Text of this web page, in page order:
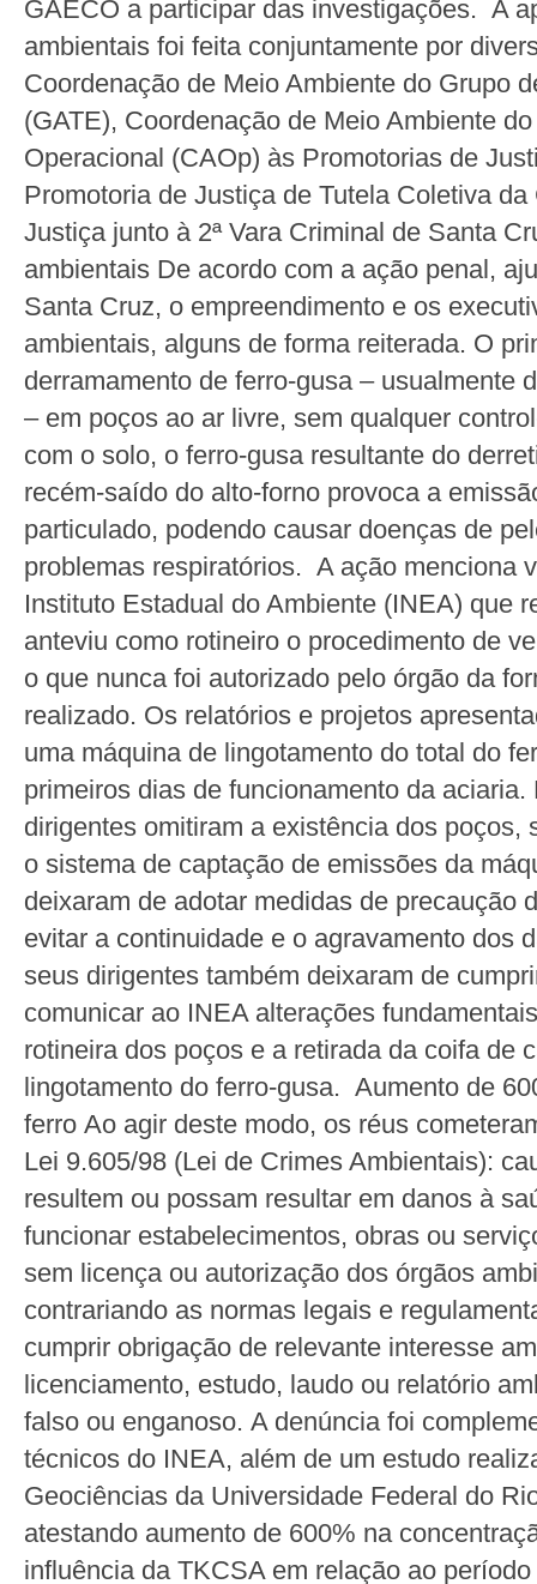
GAECO a participar das investigações. A
ambientais foi feita conjuntamente por
Coordenação de Meio Ambiente do Grupo
(GATE), Coordenação de Meio Ambiente
Operacional (CAOp) às Promotorias de
Promotoria de Justiça de Tutela Coletiva
Justiça junto à 2ª Vara Criminal de Santa
ambientais De acordo com a ação penal,
Santa Cruz, o empreendimento e os
ambientais, alguns de forma reiterada. O
derramamento de ferro-gusa – usualmente
– em poços ao ar livre, sem qualquer
com o solo, o ferro-gusa resultante do
recém-saído do alto-forno provoca a
particulado, podendo causar doenças de
problemas respiratórios. A ação menciona
Instituto Estadual do Ambiente (INEA) que
anteviu como rotineiro o procedimento de
o que nunca foi autorizado pelo órgão da
realizado. Os relatórios e projetos
uma máquina de lingotamento do total do
primeiros dias de funcionamento da
dirigentes omitiram a existência dos poços,
o sistema de captação de emissões da
deixaram de adotar medidas de precaução
evitar a continuidade e o agravamento dos
seus dirigentes também deixaram de
comunicar ao INEA alterações
rotineira dos poços e a retirada da coifa de
lingotamento do ferro-gusa. Aumento de
ferro Ao agir deste modo, os réus
Lei 9.605/98 (Lei de Crimes Ambientais):
resultem ou possam resultar em danos à
funcionar estabelecimentos, obras ou
sem licença ou autorização dos órgãos
contrariando as normas legais e
cumprir obrigação de relevante interesse
licenciamento, estudo, laudo ou relatório
falso ou enganoso. A denúncia foi
técnicos do INEA, além de um estudo
Geociências da Universidade Federal do
atestando aumento de 600% na
influência da TKCSA em relação ao